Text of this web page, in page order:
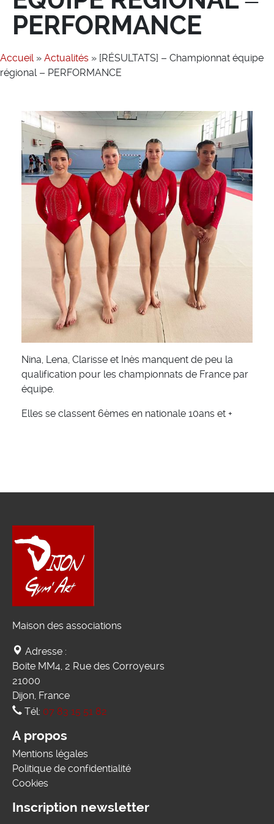
PERFORMANCE
Accueil » Actualités » [RÉSULTATS] – Championnat équipe
régional – PERFORMANCE
Nina, Lena, Clarisse et Inès manquent de peu la
qualification pour les championnats de France par
équipe.
Elles se classent 6èmes en nationale 10ans et +
Maison des associations
Adresse :
Boite MM4, 2 Rue des Corroyeurs
21000
Dijon, France
Tél: 07 83 15 51 82
A propos
Mentions légales
Politique de confidentialité
Cookies
Inscription newsletter